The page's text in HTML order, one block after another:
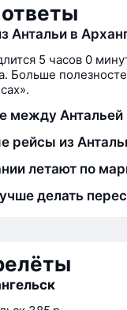
Антальи в
5 часов 0
Больше
между
рейсы из
летают по
делать